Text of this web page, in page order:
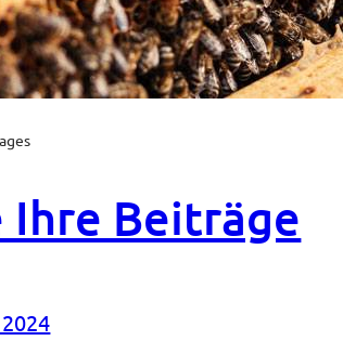
Ihre Beiträge